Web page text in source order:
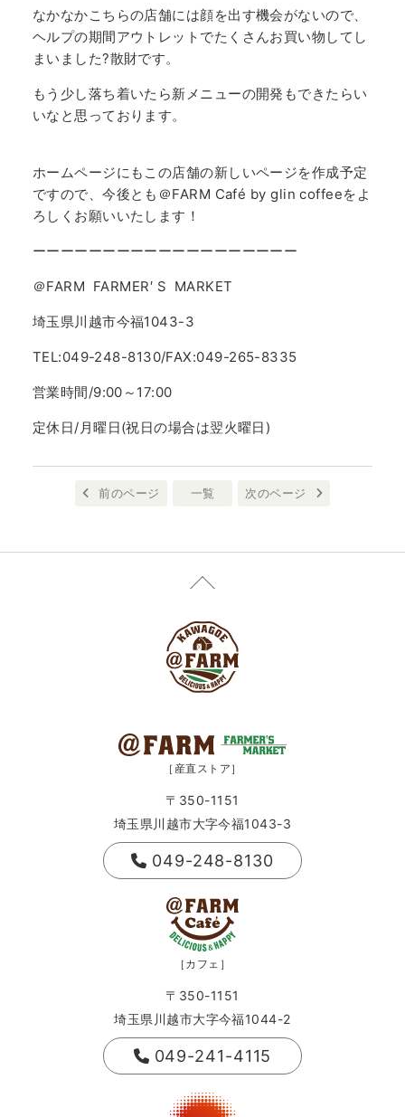
なかなかこちらの店舗には顔を出す機会がないので、
ヘルプの期間アウトレットでたくさんお買い物してし
まいました?散財です。
もう少し落ち着いたら新メニューの開発もできたらい
いなと思っております。
ホームページにもこの店舗の新しいページを作成予定
ですので、今後とも＠FARM Café by glin coffeeをよ
ろしくお願いいたします！
ーーーーーーーーーーーーーーーーーーー
＠FARM FARMER′ S MARKET
埼玉県川越市今福1043-3
TEL:049-248-8130/FAX:049-265-8335
営業時間/9:00～17:00
定休日/月曜日(祝日の場合は翌火曜日)
前のページ 一覧 次のページ
［産直ストア］
〒350-1151
埼玉県川越市大字今福1043-3
049-248-8130
［カフェ］
〒350-1151
埼玉県川越市大字今福1044-2
049-241-4115